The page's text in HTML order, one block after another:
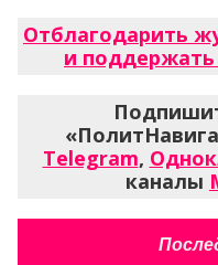
Отблагодарить
и
Telegram,
каналы